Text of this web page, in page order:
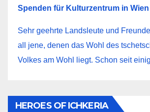
Spenden für Kulturzentrum in Wien
Sehr geehrte Landsleute und
all jene, denen das Wohl des
Volkes am Wohl liegt. Schon seit
HEROES OF ICHKERIA